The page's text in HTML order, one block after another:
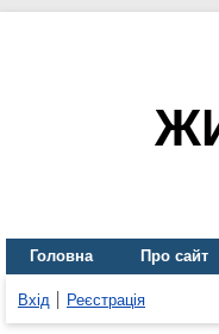
Головна Про сайт
Вхід Реєстрація